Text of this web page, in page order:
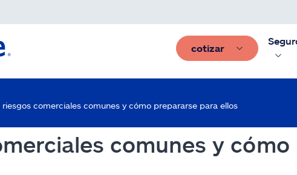
cotizar
riesgos comerciales comunes y cómo prepararse para ellos
comunes y